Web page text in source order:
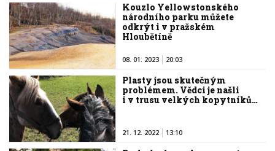
Kouzlo Yellowstonského
národního parku můžete
odkrýt i v pražském
Hloubětíně
08. 01. 2023 20:03
Plasty jsou skutečným
problémem. Vědci je našli
i v trusu velkých kopytníků…
21. 12. 2022 13:10